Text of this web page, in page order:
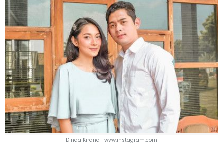
Dinda Kirana | www.instagram.com